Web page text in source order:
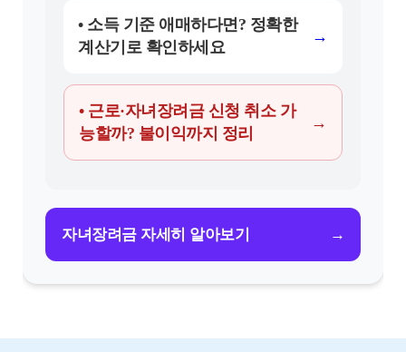
• 소득 기준 애매하다면? 정확한
계산기로 확인하세요
→
• 근로·자녀장려금 신청 취소 가
능할까? 불이익까지 정리
→
자녀장려금 자세히 알아보기 →